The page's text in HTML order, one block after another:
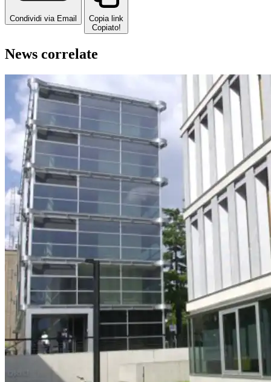
Condividi via Email
Copia link
Copiato!
News correlate